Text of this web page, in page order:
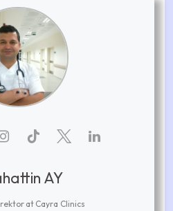
AY
at Cayra Clinics